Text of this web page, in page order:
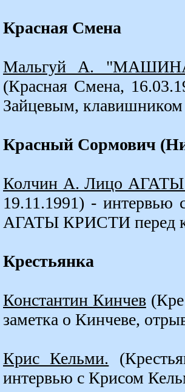
Красная Смена
Мальгуй А.
(Красная Смена,
Зайцевым,
Красный Сормович
Колчин А. Лицо
19.11.1991) -
АГАТЫ КРИСТИ перед
Крестьянка
Константин Кинчев
заметка о Кинчеве,
Крис Кельми.
интервью с Крисом